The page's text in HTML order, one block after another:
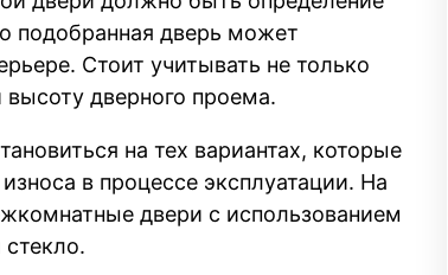
подобранная дверь может
Стоит учитывать не только
дверного проема.
на тех вариантах, которые
в процессе эксплуатации. На
двери с использованием